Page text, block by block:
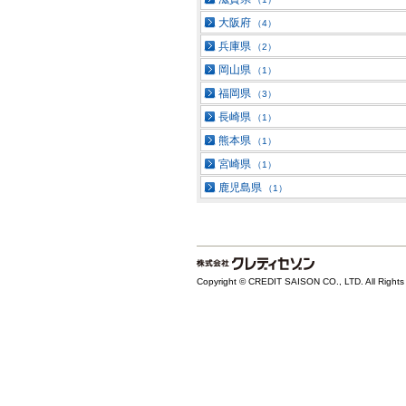
大阪府 （4）
兵庫県 （2）
岡山県 （1）
福岡県 （3）
長崎県 （1）
熊本県 （1）
宮崎県 （1）
鹿児島県 （1）
Copyright © CREDIT SAISON CO., LTD. All Rights